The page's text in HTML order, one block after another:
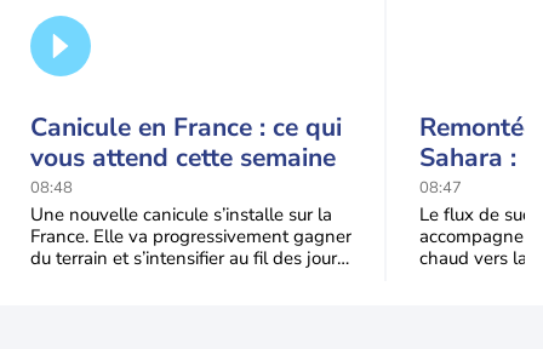
Canicule en France : ce qui
vous attend cette semaine
08:48
Une nouvelle canicule s’installe sur la
France. Elle va progressivement gagner
du terrain et s’intensifier au fil des jours.
Sahara :
ce week-
08:47
Le flux de sud
accompagne
chaud vers la